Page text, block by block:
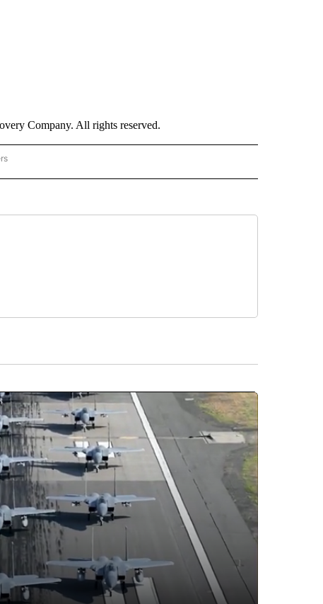
Company. All rights reserved.
- CNN" TO RECEIVE NOTIFICATIONS ABOUT NEW PAGES ON "NOTICIAS - CNN".